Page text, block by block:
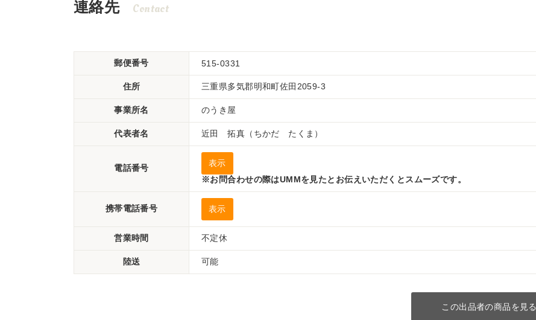
連絡先 Contact
郵便番号 515-0331
住所 三重県多気郡明和町佐田2059-3
事業所名 のうき屋
代表者名 近田 拓真（ちかだ たくま）
電話番号
表示
※お問合わせの際はUMMを見たとお伝えいただくとスムーズです。
携帯電話番号 表示
営業時間 不定休
陸送 可能
この出品者の商品を見る